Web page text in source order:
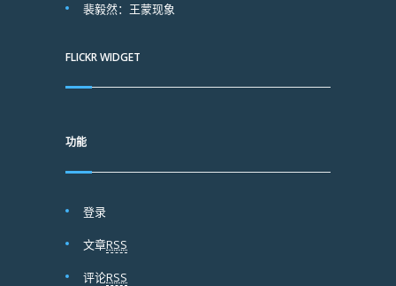
裴毅然：王蒙现象
FLICKR WIDGET
功能
登录
文章RSS
评论RSS